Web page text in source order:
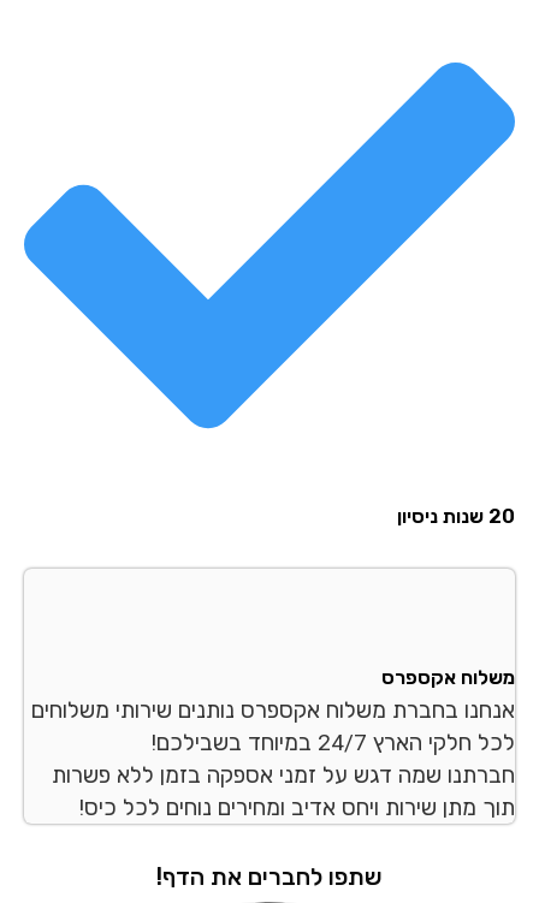
אקספרס
בחברת משלוח אקספרס נותנים שירותי משלוחים
הארץ 24/7 במיוחד בשבילכם!
שמה דגש על זמני אספקה בזמן ללא פשרות
מתן שירות ויחס אדיב ומחירים נוחים לכל כיס!
שתפו לחברים את הדף!